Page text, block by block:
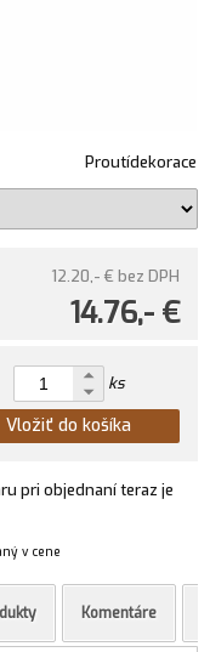
Proutídekorace
12.20,- € bez DPH
14.76,- €
ks
Vložiť do košíka
pri objednaní teraz je
v cene
Komentáre